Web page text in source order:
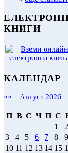
КНИГИ
КАЛЕНДАР
«« Август 2026
П В С Ч П С
1
2
3
4 5 6 7 8
9
10 11 12 13 14 15